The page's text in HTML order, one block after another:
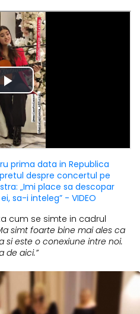
prima data in Republica
despre concertul pe
„Imi place sa descopar
sa-i inteleg” - VIDEO
cum se simte in cadrul
simt foarte bine mai ales ca
si este o conexiune intre noi.
de aici.”